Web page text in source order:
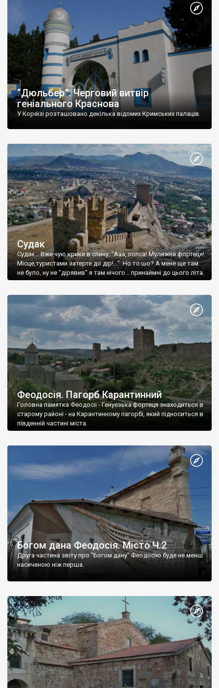
“Дюльбер”. Черговий витвір
геніального Краснова
У Кореїзі розташовано декілька відомих Кримських палаців.
Судак
Судак... Вже чую крики в спину: "Ааа, попса! Муляжна фортеця!
Місце,туристами затерте до дір!..." Но то шо? А мене ще там
не було, ну не "дірявив" я там нічого... принаймні до цього літа.
Феодосія. Пагорб Карантинний
Головна памятка Феодосії - Генуезька фортеця знаходиться в
старому районі - на Карантинному пагорбі, який підноситься в
південній частині міста.
Богом дана Феодосія. Місто Ч.2
Друга частина звіту про "Богом дану" Феодосію буде не менш
насиченою ніж перша.